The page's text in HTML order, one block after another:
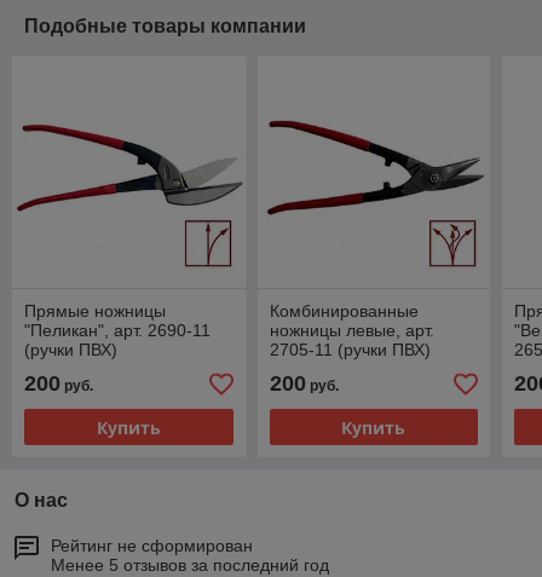
Подобные товары компании
Прямые ножницы
"Пеликан", арт. 2690-11
(ручки ПВХ)
200 руб.
Купить
Комбинированные
ножницы левые, арт.
2705-11 (ручки ПВХ)
200руб.
Купить
О нас
Рейтинг не сформирован
Менее 5 отзывов за последний год